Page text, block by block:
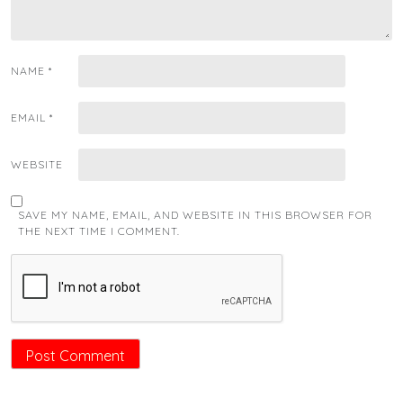
NAME *
EMAIL *
WEBSITE
SAVE MY NAME, EMAIL, AND WEBSITE IN THIS BROWSER FOR
THE NEXT TIME I COMMENT.